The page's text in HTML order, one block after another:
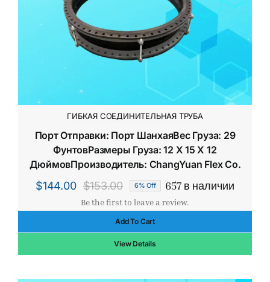
ГИБКАЯ СОЕДИНИТЕЛЬНАЯ ТРУБА
Порт Отправки: Порт ШанхаяВес Груза: 29
ФунтовРазмеры Груза: 12 X 15 X 12
ДюймовПроизводитель: ChangYuan Flex Co.
$153.00
Первоначальная
цена
составляла
$153.00.
$144.00
Текущая
цена:
$144.00.
6% Off 657 в наличии
Be the first to leave a review.
Add To Cart
View Details